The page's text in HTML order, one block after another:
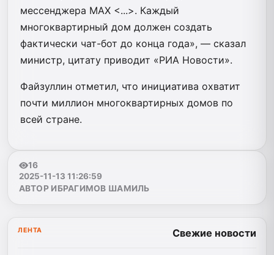
мессенджера MAX <...>. Каждый
многоквартирный дом должен создать
фактически чат-бот до конца года», — сказал
министр, цитату приводит «РИА Новости».
Файзуллин отметил, что инициатива охватит
почти миллион многоквартирных домов по
всей стране.
16
2025-11-13 11:26:59
АВТОР ИБРАГИМОВ ШАМИЛЬ
ЛЕНТА Свежие новости